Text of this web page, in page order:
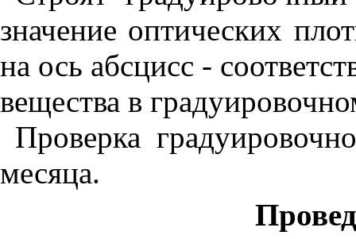
значение оптических
на ось абсцисс -
вещества в
Проверка
месяца.